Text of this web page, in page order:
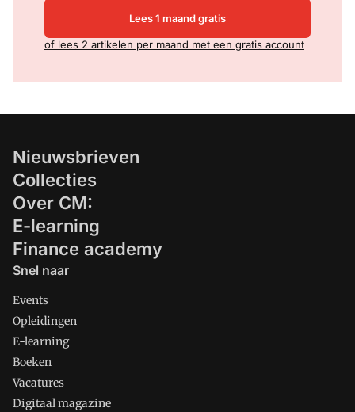
Lees 1 maand gratis
of lees 2 artikelen per maand met een gratis account
Nieuwsbrieven
Collecties
Over CM:
E-learning
Finance academy
Snel naar
Events
Opleidingen
E-learning
Boeken
Vacatures
Digitaal magazine